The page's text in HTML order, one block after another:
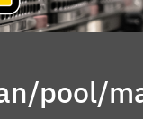
pool/